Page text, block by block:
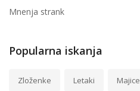
Mnenja strank
Popularna iskanja
Zloženke Letaki Majice